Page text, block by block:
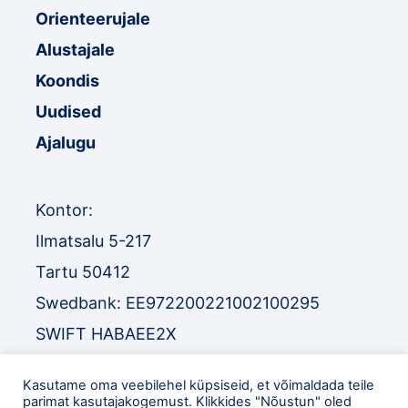
Orienteerujale
Alustajale
Koondis
Uudised
Ajalugu
Kontor:
Ilmatsalu 5-217
Tartu 50412
Swedbank: EE972200221002100295
SWIFT HABAEE2X
SWIFT EEUHEE2X
Kasutame oma veebilehel küpsiseid, et võimaldada teile
parimat kasutajakogemust. Klikkides "Nõustun" oled